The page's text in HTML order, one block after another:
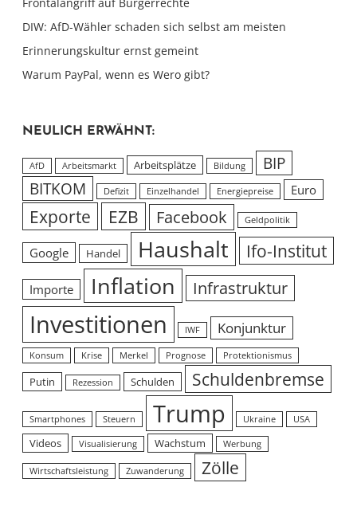
DIW: AfD-Wähler schaden sich selbst am meisten
Erinnerungskultur ernst gemeint
Warum PayPal, wenn es Wero gibt?
NEULICH ERWÄHNT:
AfD Arbeitsmarkt Arbeitsplätze Bildung
BIP
BITKOM
Defizit Einzelhandel Energiepreise Euro
Exporte EZB Facebook Geldpolitik
Google Handel Haushalt Ifo-Institut
Importe Inflation Infrastruktur
Investitionen IWF Konjunktur
Konsum Krise Merkel Prognose Protektionismus
Putin Rezession Schulden Schuldenbremse
Smartphones Steuern Trump Ukraine USA
Videos Visualisierung Wachstum Werbung
Wirtschaftsleistung Zuwanderung Zölle